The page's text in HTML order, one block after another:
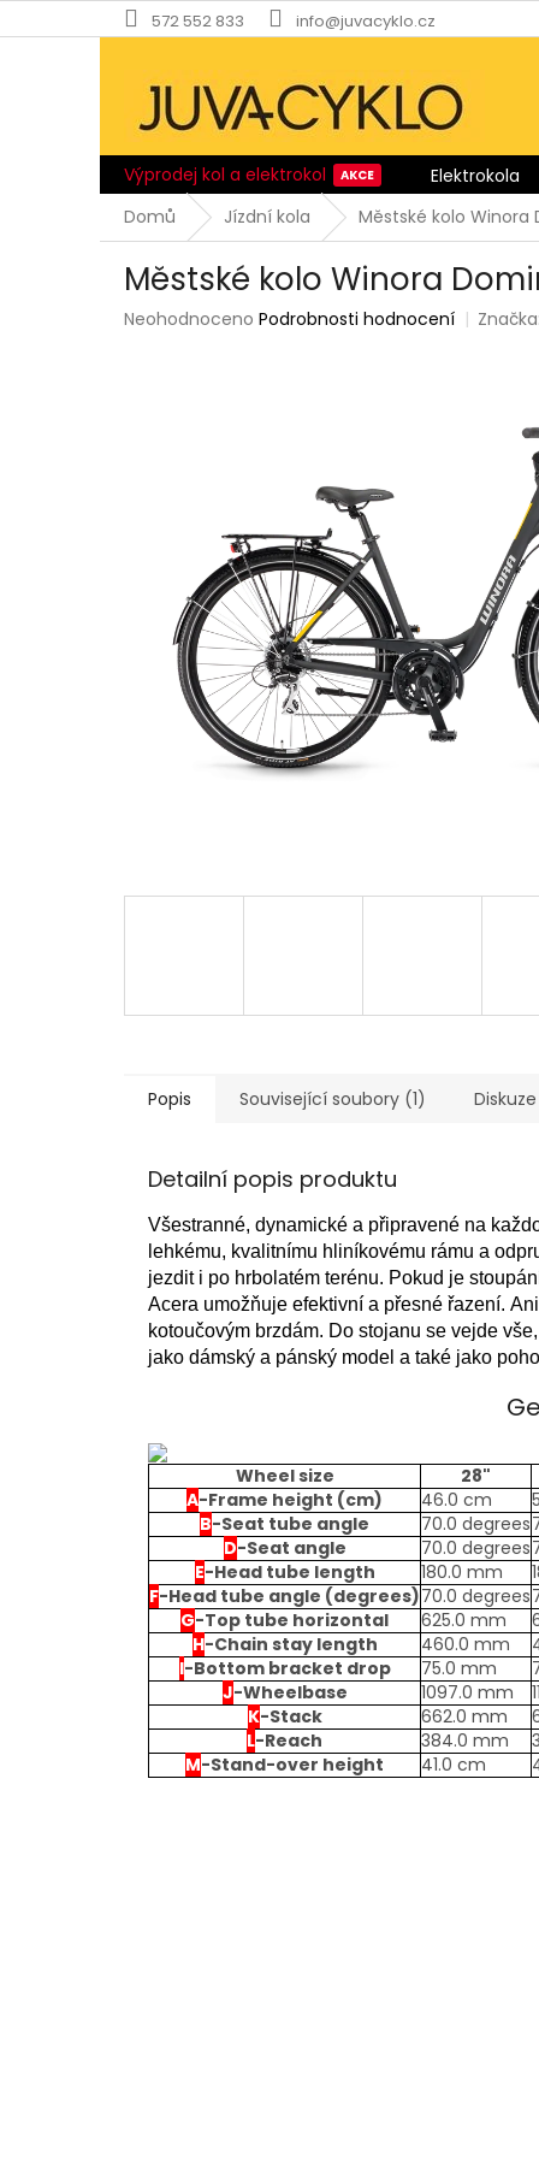
na
572 552 833 info@juvacyklo.cz
Výprodej kol a elektrokol Elektrokola
Domů
Jízdní kola Městské kolo
Městské kolo Winora
Průměrné
Neohodnoceno Podrobnosti hodnocení
Popis Související soubory (1) Diskuze
Detailní popis produktu
Všestranné, dynamické a připravené na
lehkému, kvalitnímu hliníkovému rámu a
jezdit i po hrbolatém terénu. Pokud je
Acera umožňuje efektivní a přesné řazení.
kotoučovým brzdám. Do stojanu se vejde
jako dámský a pánský model a také jako
Wheel size 28"
A-Frame height (cm) 46.0 cm
B-Seat tube angle 70.0 degrees
D-Seat angle 70.0 degrees
E-Head tube length 180.0 mm
F-Head tube angle (degrees)70.0 degrees
G-Top tube horizontal 625.0 mm
H-Chain stay length 460.0 mm
I-Bottom bracket drop 75.0 mm
J-Wheelbase 1097.0 mm
K-Stack 662.0 mm
L-Reach 384.0 mm
M-Stand-over height 41.0 cm